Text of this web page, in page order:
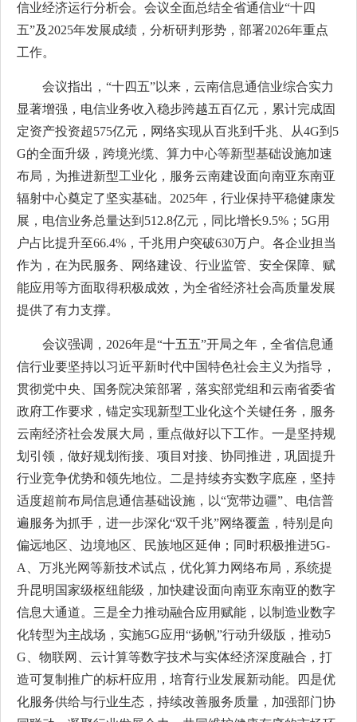
信业经济运行分析会。会议全面总结全省通信业“十四
五”及2025年发展成绩，分析研判形势，部署2026年重点
工作。
会议指出，“十四五”以来，云南信息通信业综合实力
显著增强，电信业务收入稳步跨越五百亿元，累计完成固
定资产投资超575亿元，网络实现从百兆到千兆、从4G到5
G的全面升级，跨境光缆、算力中心等新型基础设施加速
布局，为推进新型工业化，服务云南建设面向南亚东南亚
辐射中心奠定了坚实基础。2025年，行业保持平稳健康发
展，电信业务总量达到512.8亿元，同比增长9.5%；5G用
户占比提升至66.4%，千兆用户突破630万户。各企业担当
作为，在为民服务、网络建设、行业监管、安全保障、赋
能应用等方面取得积极成效，为全省经济社会高质量发展
提供了有力支撑。
会议强调，2026年是“十五五”开局之年，全省信息通
信行业要坚持以习近平新时代中国特色社会主义为指导，
贯彻党中央、国务院决策部署，落实部党组和云南省委省
政府工作要求，锚定实现新型工业化这个关键任务，服务
云南经济社会发展大局，重点做好以下工作。一是坚持规
划引领，做好规划衔接、项目对接、协同推进，巩固提升
行业竞争优势和领先地位。二是持续夯实数字底座，坚持
适度超前布局信息通信基础设施，以“宽带边疆”、电信普
遍服务为抓手，进一步深化“双千兆”网络覆盖，特别是向
偏远地区、边境地区、民族地区延伸；同时积极推进5G-
A、万兆光网等新技术试点，优化算力网络布局，系统提
升昆明国家级枢纽能级，加快建设面向南亚东南亚的数字
信息大通道。三是全力推动融合应用赋能，以制造业数字
化转型为主战场，实施5G应用“扬帆”行动升级版，推动5
G、物联网、云计算等数字技术与实体经济深度融合，打
造可复制推广的标杆应用，培育行业发展新动能。四是优
化服务供给与行业生态，持续改善服务质量，加强部门协